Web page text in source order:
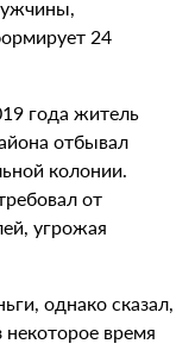
24
года житель
отбывал
колонии.
от
угрожая
однако сказал,
некоторое время